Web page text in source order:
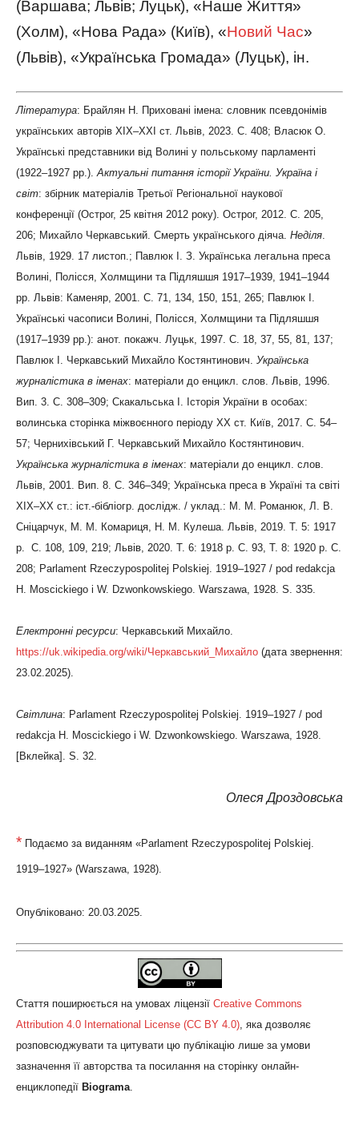
(Варшава; Львів; Луцьк), «Наше Життя»
(Холм), «Нова Рада» (Київ), «Новий Час»
(Львів), «Українська Громада» (Луцьк), ін.
Література: Брайлян Н. Приховані імена: словник псевдонімів
українських авторів ХІХ–ХХІ ст. Львів, 2023. С. 408; Власюк О.
Українські представники від Волині у польському парламенті
(1922–1927 рр.). Актуальні питання історії України. Україна і
світ: збірник матеріалів Третьої Регіональної наукової
конференції (Острог, 25 квітня 2012 року). Острог, 2012. С. 205,
206; Михайло Черкавський. Смерть українського діяча. Неділя
Львів, 1929. 17 листоп.; Павлюк І. З. Українська легальна преса
Волині, Полісся, Холмщини та Підляшшя 1917–1939, 1941–1944
рр. Львів: Каменяр, 2001. С. 71, 134, 150, 151, 265; Павлюк І.
Українські часописи Волині, Полісся, Холмщини та Підляшшя
(1917–1939 рр.): анот. покажч. Луцьк, 1997. С. 18, 37, 55, 81, 137;
Павлюк І. Черкавський Михайло Костянтинович. Українська
журналістика в іменах: матеріали до енцикл. слов. Львів, 1996.
Вип. 3. С. 308–309; Скакальська І. Історія України в особах:
волинська сторінка міжвоєнного періоду ХХ ст. Київ, 2017. С. 54–
57; Чернихівський Г. Черкавський Михайло Костянтинович.
Українська журналістика в іменах: матеріали до енцикл. слов.
Львів, 2001. Вип. 8. С. 346–349; Українська преса в Україні та світі
ХІХ–ХХ ст.: іст.-бібліогр. дослідж. / уклад.: М. М. Романюк, Л. В.
Сніцарчук, М. М. Комариця, Н. М. Кулеша. Львів, 2019. Т. 5: 1917
р. С. 108, 109, 219; Львів, 2020. Т. 6: 1918 р. С. 93, Т. 8: 1920 р. С.
208; Parlament Rzeczypospolitej Polskiej. 1919–1927 / pod redakcja
H. Moscickiego i W. Dzwonkowskiego. Warszawa, 1928. S. 335.
Електронні ресурси: Черкавський Михайло.
https://uk.wikipedia.org/wiki/Черкавський_Михайло (дата звернення:
23.02.2025).
Світлина: Parlament Rzeczypospolitej Polskiej. 1919–1927 / pod
redakcja H. Moscickiego i W. Dzwonkowskiego. Warszawa, 1928.
[Вклейка]. S. 32.
Олеся Дроздовська
* Подаємо за виданням «Parlament Rzeczypospolitej Polskiej.
1919–1927» (Warszawa, 1928).
Опубліковано: 20.03.2025.
Стаття поширюється на умовах ліцензії Creative Commons
Attribution 4.0 International License (CC BY 4.0), яка дозволяє
розповсюджувати та цитувати цю публікацію лише за умови
зазначення її авторства та посилання на сторінку онлайн-
енциклопедії Biograma.